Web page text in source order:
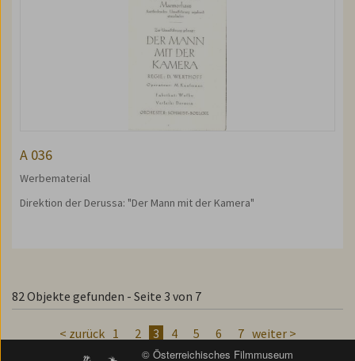
A 036
Werbematerial
Direktion der Derussa: "Der Mann mit der Kamera"
82 Objekte gefunden - Seite 3 von 7
< zurück 1 2 3 4 5 6 7 weiter >
© Österreichisches Filmmuseum